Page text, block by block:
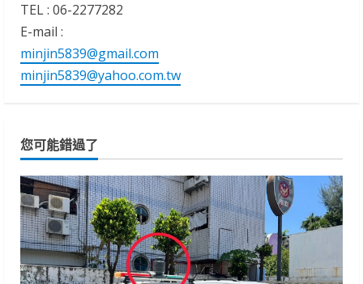
TEL : 06-2277282
E-mail :
minjin5839@gmail.com
minjin5839@yahoo.com.tw
您可能錯過了